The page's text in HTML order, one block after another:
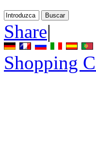
Share|
Shopping